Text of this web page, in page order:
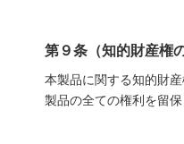
第９条（知的財産権
本製品に関する知的財
製品の全ての権利を留